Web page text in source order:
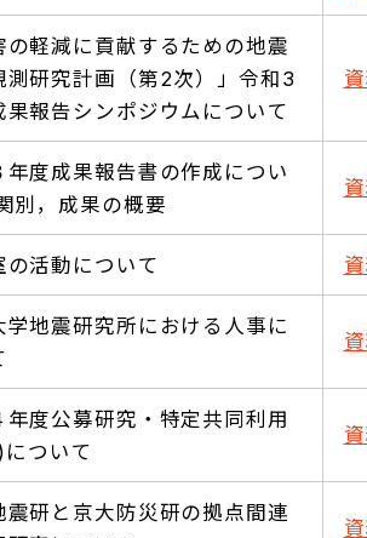
の軽減に貢献するための地震
測研究計画（第2次）」令和3
果報告シンポジウムについて
年度成果報告書の作成につい
別，成果の概要
の活動について
学地震研究所における人事に
年度公募研究・特定共同利用
ついて
震研と京大防災研の拠点間連